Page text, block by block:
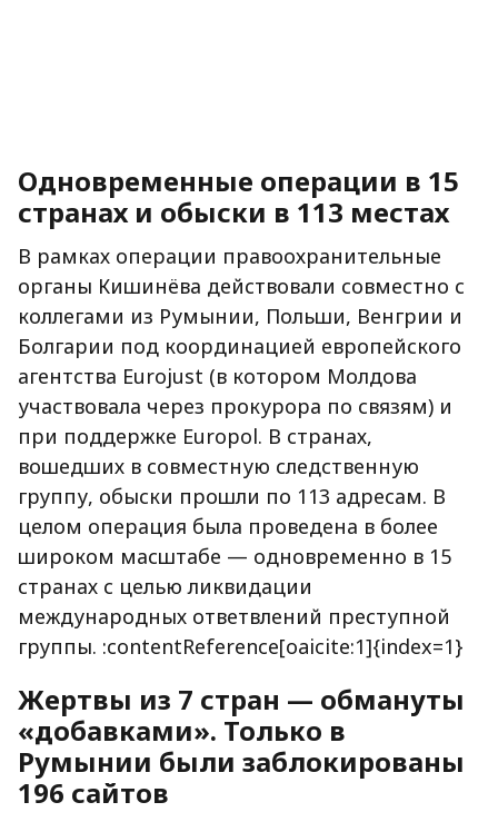
Одновременные операции в 15
странах и обыски в 113 местах
В рамках операции правоохранительные
органы Кишинёва действовали совместно с
коллегами из Румынии, Польши, Венгрии и
Болгарии под координацией европейского
агентства Eurojust (в котором Молдова
участвовала через прокурора по связям) и
при поддержке Europol. В странах,
вошедших в совместную следственную
группу, обыски прошли по 113 адресам. В
целом операция была проведена в более
широком масштабе — одновременно в 15
странах с целью ликвидации
международных ответвлений преступной
группы. :contentReference[oaicite:1]{index=1}
Жертвы из 7 стран — обмануты
«добавками». Только в
Румынии были заблокированы
196 сайтов